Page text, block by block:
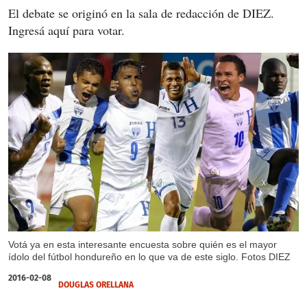
El debate se originó en la sala de redacción de DIEZ.
Ingresá aquí para votar.
Votá ya en esta interesante encuesta sobre quién es el mayor
ídolo del fútbol hondureño en lo que va de este siglo. Fotos DIEZ
X
2016-02-08
DOUGLAS ORELLANA